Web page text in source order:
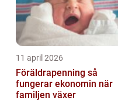
11 april 2026
Föräldrapenning så
fungerar ekonomin när
familjen växer